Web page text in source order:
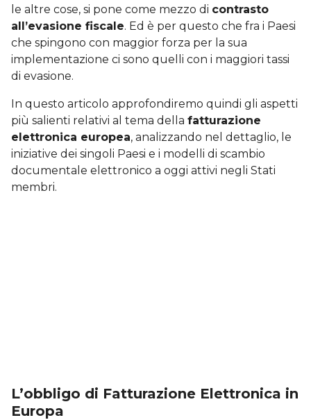
le altre cose, si pone come mezzo di contrasto
all’evasione fiscale. Ed è per questo che fra i Paesi
che spingono con maggior forza per la sua
implementazione ci sono quelli con i maggiori tassi
di evasione.
In questo articolo approfondiremo quindi gli aspetti
più salienti relativi al tema della fatturazione
elettronica europea, analizzando nel dettaglio, le
iniziative dei singoli Paesi e i modelli di scambio
documentale elettronico a oggi attivi negli Stati
membri.
L’obbligo di Fatturazione Elettronica in
Europa